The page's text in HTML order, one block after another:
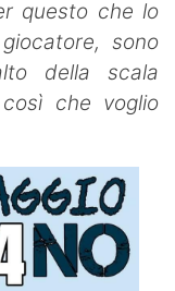
questo che lo
sono
della scala
che voglio